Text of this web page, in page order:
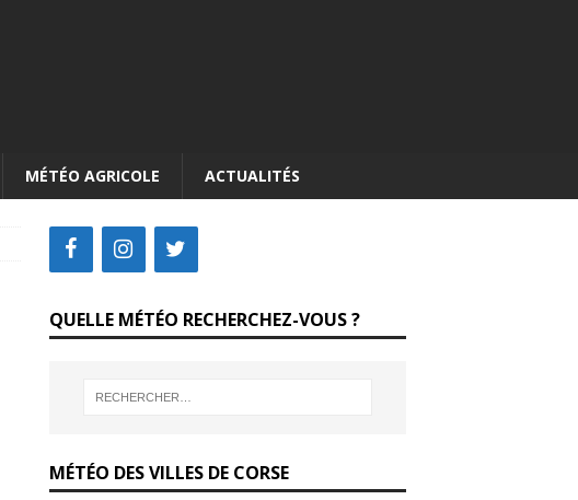
MÉTÉO AGRICOLE ACTUALITÉS
QUELLE MÉTÉO RECHERCHEZ-VOUS ?
MÉTÉO DES VILLES DE CORSE